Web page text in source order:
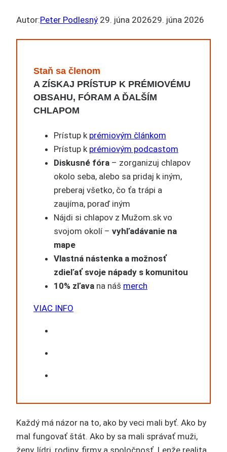
Autor:Peter Podlesný 29. júna 202629. júna 2026
Staň sa členom
A ZÍSKAJ PRÍSTUP K PRÉMIOVÉMU
OBSAHU, FÓRAM A ĎALŠÍM
CHLAPOM
Prístup k prémiovým článkom
Prístup k prémiovým podcastom
Diskusné fóra – zorganizuj chlapov
okolo seba, alebo sa pridaj k iným,
preberaj všetko, čo ťa trápi a
zaujíma, poraď iným
Nájdi si chlapov z Mužom.sk vo
svojom okolí – vyhľadávanie na
mape
Vlastná nástenka a možnosť
zdieľať svoje nápady s komunitou
10% zľava na náš merch
VIAC INFO
Každý má názor na to, ako by veci mali byť. Ako by
mal fungovať štát. Ako by sa mali správať muži,